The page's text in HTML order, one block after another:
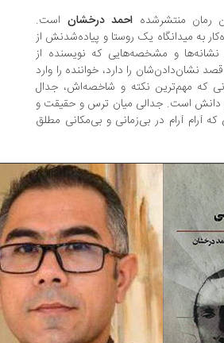
منتشرشدهاحمد درخشاناست.
میدانگاه یک روستا و پیاده‌شدنش از
و مشخصه‌هایی که نویسنده از
را دارد، خواننده را وارد
نکته و شاخصه‌اش، جدال
است. جدالی میان ترس و حقیقت و
آرام در بی‌زمانی و بی‌مکانی مطلق